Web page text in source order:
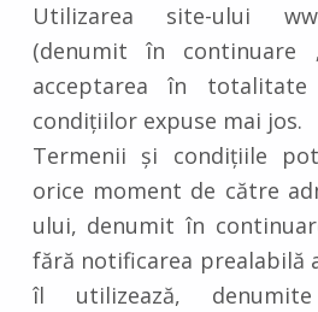
Utilizarea site-ului
(denumit în continuare
acceptarea în
condițiilor expuse mai jos.
Termenii și condițiile
orice moment de către
ului, denumit în
fără notificarea prealabilă
îl utilizează,